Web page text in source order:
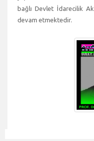
bağlı Devlet İdarecilik
devam etmektedir.